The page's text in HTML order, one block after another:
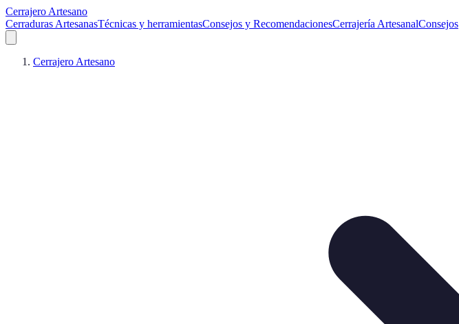
Cerrajero Artesano
Cerraduras ArtesanasTécnicas y herramientasConsejos y RecomendacionesCerrajería ArtesanalConsejos
Cerrajero Artesano